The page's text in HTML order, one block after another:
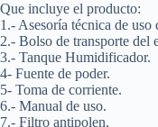
Que incluye el producto:
1.- Asesoría técnica de uso
2.- Bolso de transporte del
3.- Tanque Humidificador.
4- Fuente de poder.
5- Toma de corriente.
6.- Manual de uso.
7.- Filtro antipolen.